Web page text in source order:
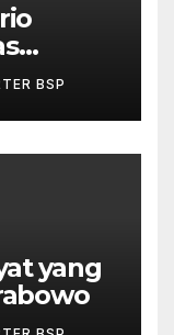
Ilan
BSP
yang